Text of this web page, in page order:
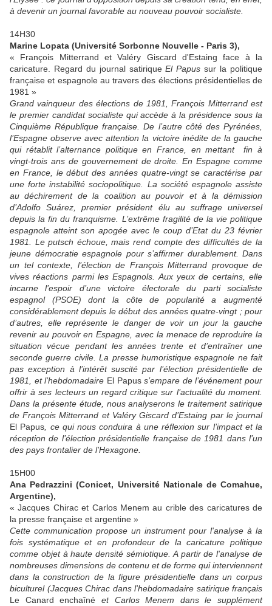
à devenir un journal favorable au nouveau pouvoir socialiste.
14H30
Marine Lopata (Université Sorbonne Nouvelle - Paris 3),
« François Mitterrand et Valéry Giscard d'Estaing face à la
caricature. Regard du journal satiriqueEl Papus sur la politique
française et espagnole au travers des élections présidentielles de
1981 »
Grand vainqueur des élections de 1981, François Mitterrand est
le premier candidat socialiste qui accède à la présidence sous la
Cinquième République française. De l’autre côté des Pyrénées,
l’Espagne observe avec attention la victoire inédite de la gauche
qui rétablit l’alternance politique en France, en mettant
fin à
vingt-trois ans de gouvernement de droite. En Espagne comme
en France, le début des années quatre-vingt se caractérise par
une forte instabilité sociopolitique. La société espagnole assiste
au déchirement de la coalition au pouvoir et à la démission
d’Adolfo Suárez, premier président élu au suffrage universel
depuis la fin du franquisme. L’extrême fragilité de la vie politique
espagnole atteint son apogée avec le coup d’Etat du 23 février
1981. Le putsch échoue, mais rend compte des difficultés de la
jeune démocratie espagnole pour s’affirmer durablement. Dans
un tel contexte, l’élection de François Mitterrand provoque de
vives réactions parmi les Espagnols. Aux yeux de certains, elle
incarne l’espoir d’une victoire électorale du parti socialiste
espagnol (PSOE) dont la côte de popularité a augmenté
considérablement depuis le début des années quatre-vingt ; pour
d’autres, elle représente le danger de voir un jour la gauche
revenir au pouvoir en Espagne, avec la menace de reproduire la
situation vécue pendant les années trente et d’entraîner une
seconde guerre civile. La presse humoristique espagnole ne fait
pas exception à l’intérêt suscité par l’élection présidentielle de
1981, et l’hebdomadaire El Papuss’empare de l’événement pour
offrir à ses lecteurs un regard critique sur l’actualité du moment.
Dans la présente étude, nous analyserons le traitement satirique
de François Mitterrand et Valéry Giscard d’Estaing par le journal
El Papus , ce qui nous conduira à une réflexion sur l’impact et la
réception de l’élection présidentielle française de 1981 dans l’un
des pays frontalier de l’Hexagone.
15H00
Ana Pedrazzini (Conicet, Université Nationale de Comahue,
Argentine),
« Jacques Chirac et Carlos Menem au crible des caricatures de
la presse française et argentine »
Cette communication propose un instrument pour l'analyse à la
fois systématique et en profondeur de la caricature politique
comme objet à haute densité sémiotique. A partir de l'analyse de
nombreuses dimensions de contenu et de forme qui interviennent
dans la construction de la figure présidentielle dans un corpus
biculturel (Jacques Chirac dans l'hebdomadaire satirique français
Le Canard enchaîné et Carlos Menem dans le supplément